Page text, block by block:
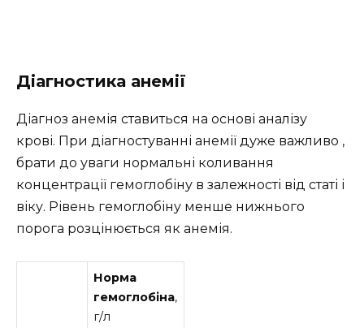
Діагностика анемії
Діагноз анемія ставиться на основі аналізу
крові. При діагностуванні анемії дуже важливо ,
брати до уваги нормальні коливання
концентрації гемоглобіну в залежності від статі і
віку. Рівень гемоглобіну менше нижнього
порога розцінюється як анемія.
Норма
гемоглобіна,
г/л